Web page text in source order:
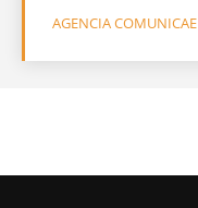
AGENCIA COMUNICAE